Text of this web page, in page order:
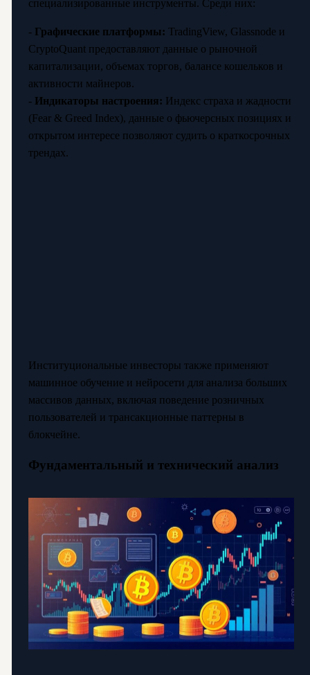
специализированные инструменты. Среди них:
- Графические платформы: TradingView, Glassnode и
CryptoQuant предоставляют данные о рыночной
капитализации, объемах торгов, балансе кошельков и
активности майнеров.
- Индикаторы настроения: Индекс страха и жадности
(Fear & Greed Index), данные о фьючерсных позициях и
открытом интересе позволяют судить о краткосрочных
трендах.
Институциональные инвесторы также применяют
машинное обучение и нейросети для анализа больших
массивов данных, включая поведение розничных
пользователей и трансакционные паттерны в
блокчейне.
Фундаментальный и технический анализ